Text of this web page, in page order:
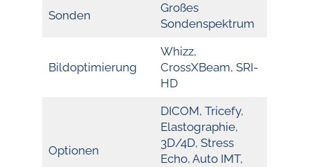
Sonden
Großes
Sondenspektrum
Bildoptimierung
Whizz,
CrossXBeam, SRI-
HD
Optionen
DICOM, Tricefy,
Elastographie,
3D/4D, Stress
Echo, Auto IMT,